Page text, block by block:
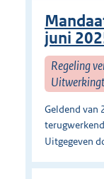
juni
Regeling
Geldend
Uitgegeven